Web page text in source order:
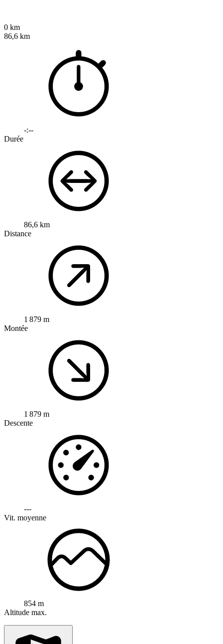
0 km
86,6 km
-:--
Durée
86,6 km
Distance
1 879 m
Montée
1 879 m
Descente
---
Vit. moyenne
854 m
Altitude max.